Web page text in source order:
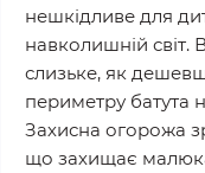
нешкідливе для
навколишній світ.
слизьке, як
периметру батута
Захисна огорожа
що захищає